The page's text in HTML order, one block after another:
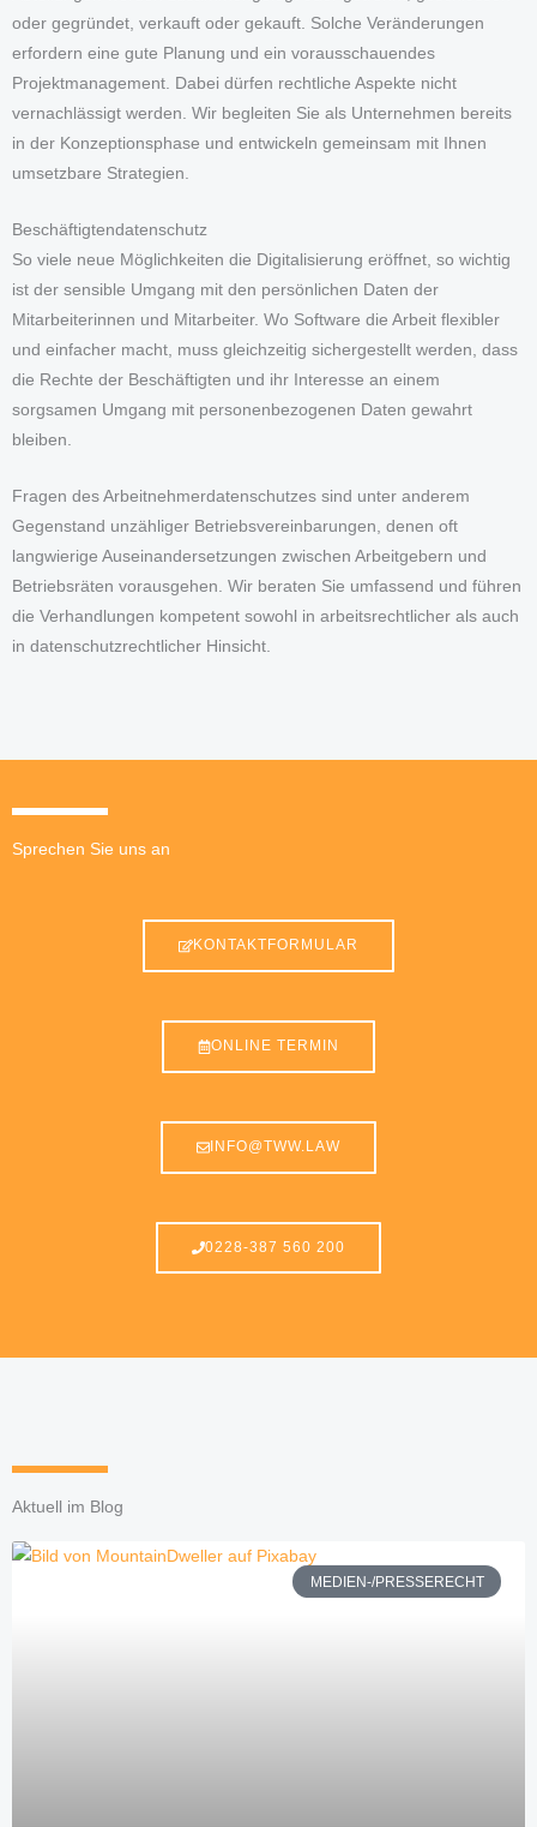
oder gegründet, verkauft oder gekauft. Solche Veränderungen
erfordern eine gute Planung und ein vorausschauendes
Projektmanagement. Dabei dürfen rechtliche Aspekte nicht
vernachlässigt werden. Wir begleiten Sie als Unternehmen bereits
in der Konzeptionsphase und entwickeln gemeinsam mit Ihnen
umsetzbare Strategien.
Beschäftigtendatenschutz
So viele neue Möglichkeiten die Digitalisierung eröffnet, so wichtig
ist der sensible Umgang mit den persönlichen Daten der
Mitarbeiterinnen und Mitarbeiter. Wo Software die Arbeit flexibler
und einfacher macht, muss gleichzeitig sichergestellt werden, dass
die Rechte der Beschäftigten und ihr Interesse an einem
sorgsamen Umgang mit personenbezogenen Daten gewahrt
bleiben.
Fragen des Arbeitnehmerdatenschutzes sind unter anderem
Gegenstand unzähliger Betriebsvereinbarungen, denen oft
langwierige Auseinandersetzungen zwischen Arbeitgebern und
Betriebsräten vorausgehen. Wir beraten Sie umfassend und führen
die Verhandlungen kompetent sowohl in arbeitsrechtlicher als auch
in datenschutzrechtlicher Hinsicht.
Sprechen Sie uns an
KONTAKTFORMULAR
ONLINE TERMIN
INFO@TWW.LAW
0228-387 560 200
Aktuell im Blog
MEDIEN-/PRESSERECHT